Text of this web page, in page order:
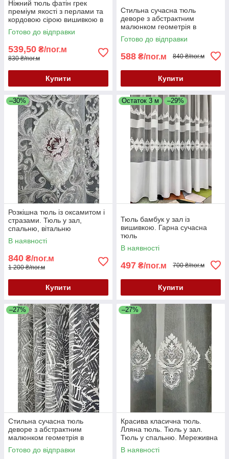
Ніжний тюль фатін грек
преміум якості з перлами та
кордовою сірою вишивкою в
спальню, зал або вітальню.
Останній метраж 2.7 м
Готово до відправки
539,50 ₴/пог.м
830 ₴/пог.м
Купити
Стильна сучасна тюль
деворе з абстрактним
малюнком геометрія в
молочному кольорі
Готово до відправки
588 ₴/пог.м 840 ₴/пог.м
Купити
–30%
Розкішна тюль із оксамитом і
стразами. Тюль у зал,
спальню, вітальню
В наявності
840 ₴/пог.м
1 200 ₴/пог.м
Купити
Остаток 3 м –29%
Тюль бамбук у зал із
вишивкою. Гарна сучасна
тюль
В наявності
497 ₴/пог.м 700 ₴/пог.м
Купити
–27%
Стильна сучасна тюль
деворе з абстрактним
малюнком геометрія в
молочному кольорі
Готово до відправки
–27%
Красива класична тюль.
Лляна тюль. Тюль у зал.
Тюль у спальню. Мереживна
тюль. Тюль Туреччина.
В наявності